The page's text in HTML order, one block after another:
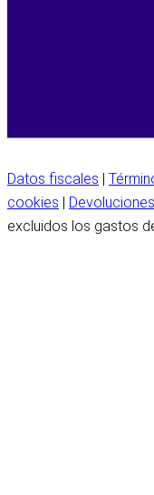
Datos fiscales
cookies
Devoluciones
excluidos los gastos